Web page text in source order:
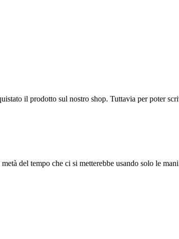
il prodotto sul nostro shop. Tuttavia per poter
del tempo che ci si metterebbe usando solo le